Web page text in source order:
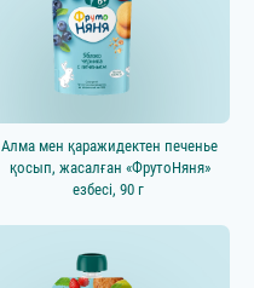
Алма мен қаражидектен печенье
қосып, жасалған «ФрутоНяня»
езбесі, 90 г